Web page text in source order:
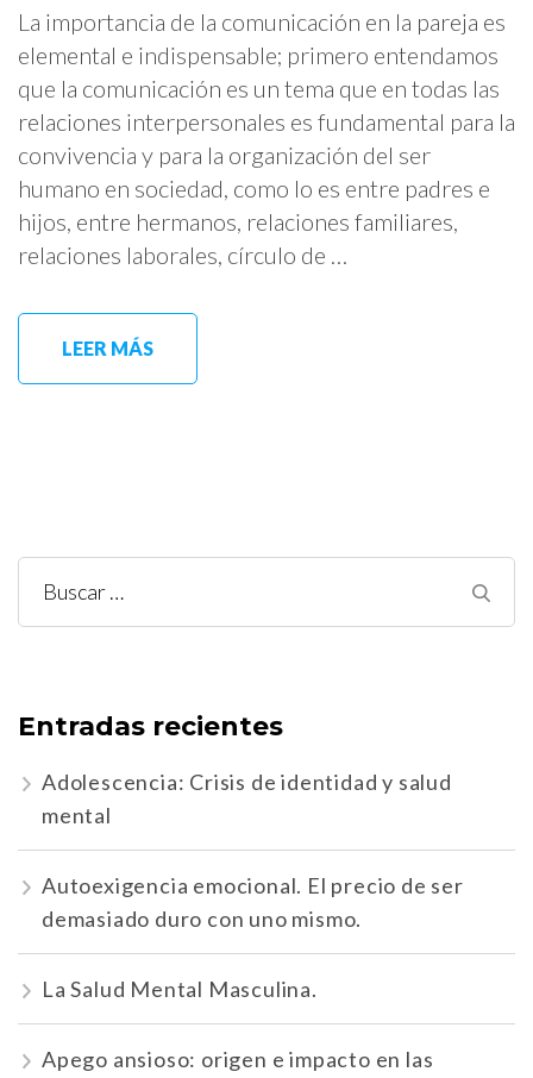
La importancia de la comunicación en la pareja es
elemental e indispensable; primero entendamos
que la comunicación es un tema que en todas las
relaciones interpersonales es fundamental para la
convivencia y para la organización del ser
humano en sociedad, como lo es entre padres e
hijos, entre hermanos, relaciones familiares,
relaciones laborales, círculo de …
LEER MÁS
Buscar:
Entradas recientes
Adolescencia: Crisis de identidad y salud
mental
Autoexigencia emocional. El precio de ser
demasiado duro con uno mismo.
La Salud Mental Masculina.
Apego ansioso: origen e impacto en las